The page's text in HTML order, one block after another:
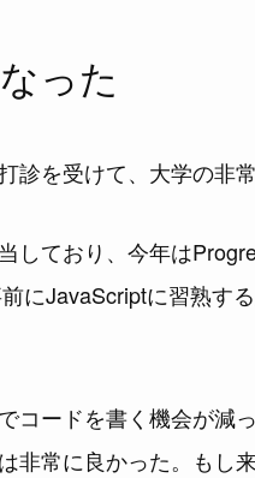
った
を受けて、大学の非
しており、今年は
にJavaScriptに習熟す
コードを書く機会が減
非常に良かった。もし